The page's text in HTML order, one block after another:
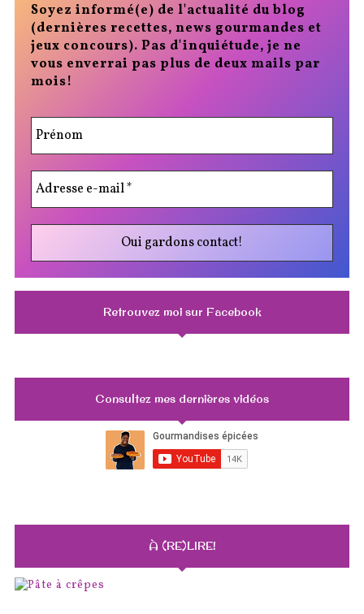
Soyez informé(e) de l'actualité du blog
(dernières recettes, news gourmandes et
jeux concours). Pas d'inquiétude, je ne
vous enverrai pas plus de deux mails par
mois!
Retrouvez moi sur Facebook
Consultez mes dernières vidéos
À (RE)LIRE!